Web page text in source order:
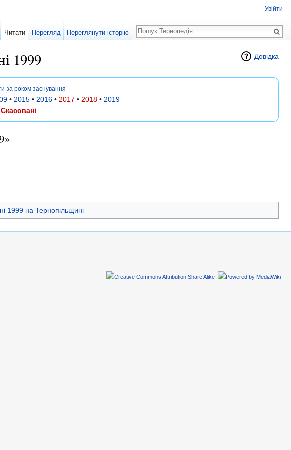
Довідка
1999
за роком заснування
• 2015• 2016• 2017 • 2018• 2019
Скасовані
1999 на Тернопільщині
Увійти
Читати Перегляд Переглянути історію
Пошук